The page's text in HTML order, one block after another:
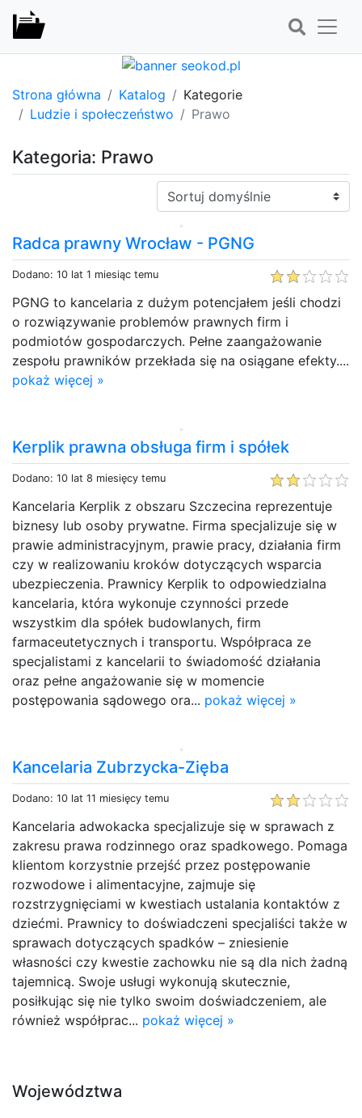
Strona główna Katalog
Kategorie
Ludzie i społeczeństwo
Prawo
Kategoria: Prawo
Sortuj:
Radca prawny Wrocław - PGNG
Dodano: 10 lat 1 miesiąc temu
PGNG to kancelaria z dużym potencjałem jeśli chodzi
o rozwiązywanie problemów prawnych firm i
podmiotów gospodarczych. Pełne zaangażowanie
zespołu prawników przekłada się na osiągane efekty....
pokaż więcej »
Kerplik prawna obsługa firm i spółek
Dodano: 10 lat 8 miesięcy temu
Kancelaria Kerplik z obszaru Szczecina reprezentuje
biznesy lub osoby prywatne. Firma specjalizuje się w
prawie administracyjnym, prawie pracy, działania firm
czy w realizowaniu kroków dotyczących wsparcia
ubezpieczenia. Prawnicy Kerplik to odpowiedzialna
kancelaria, która wykonuje czynności przede
wszystkim dla spółek budowlanych, firm
farmaceutetycznych i transportu. Współpraca ze
specjalistami z kancelarii to świadomość działania
oraz pełne angażowanie się w momencie
postępowania sądowego ora... pokaż więcej »
Kancelaria Zubrzycka-Zięba
Dodano: 10 lat 11 miesięcy temu
Kancelaria adwokacka specjalizuje się w sprawach z
zakresu prawa rodzinnego oraz spadkowego. Pomaga
klientom korzystnie przejść przez postępowanie
rozwodowe i alimentacyjne, zajmuje się
rozstrzygnięciami w kwestiach ustalania kontaktów z
dziećmi. Prawnicy to doświadczeni specjaliści także w
sprawach dotyczących spadków – zniesienie
własności czy kwestie zachowku nie są dla nich żadną
tajemnicą. Swoje usługi wykonują skutecznie,
posiłkując się nie tylko swoim doświadczeniem, ale
również współprac... pokaż więcej »
Województwa